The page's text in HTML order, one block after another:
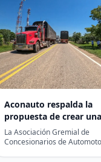
Aconauto respalda la
propuesta de crear
entidad especializada en
transporte, separada
La Asociación Gremial de
Concesionarios de